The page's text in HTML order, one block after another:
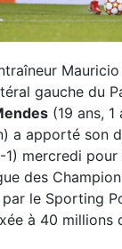
gauche du
(19 ans,
a apporté son
1) mercredi
des
le Sporting
à 40 millions